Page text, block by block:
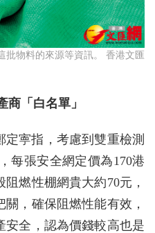
批物料的來源等資訊。 香港文匯
商「白名單」
定寕指，考慮到雙重檢測
每張安全網定價為170港
燃性棚網貴大約70元，
，確保阻燃性能有效，
安全，認為價錢較高也是